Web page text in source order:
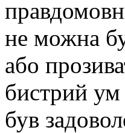
не можна
або
бистрий ум
був